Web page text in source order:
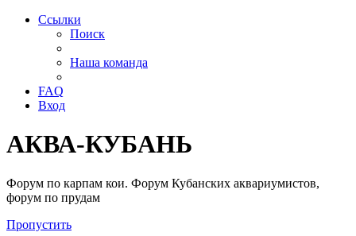
Ссылки
Поиск
Наша команда
FAQ
Вход
АКВА-КУБАНЬ
Форум по карпам кои. Форум Кубанских аквариумистов,
форум по прудам
Пропустить